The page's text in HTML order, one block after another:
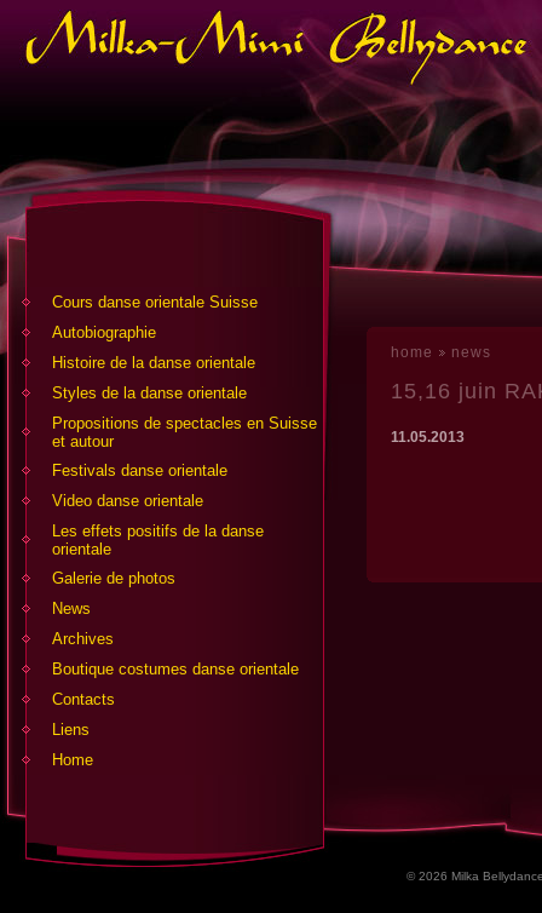
Cours danse orientale Suisse
Аutobiographie
Histoire de la danse orientale
Styles de la danse orientale
Propositions de spectacles en Suisse
et autour
Festivals danse orientale
Video danse orientale
Les effets positifs de la danse
orientale
Galerie de photos
News
Archives
Boutique costumes danse orientale
Contacts
Liens
Home
home news
15,16 juin
11.05.2013
© 2026 Milka